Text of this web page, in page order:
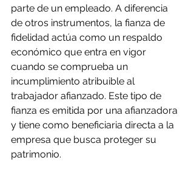
parte de un empleado. A diferencia
de otros instrumentos, la fianza de
fidelidad actúa como un respaldo
económico que entra en vigor
cuando se comprueba un
incumplimiento atribuible al
trabajador afianzado. Este tipo de
fianza es emitida por una afianzadora
y tiene como beneficiaria directa a la
empresa que busca proteger su
patrimonio.